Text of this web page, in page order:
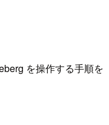
を操作する手順を